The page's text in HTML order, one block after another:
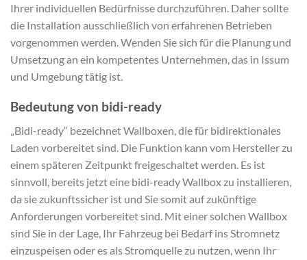
Ihrer individuellen Bedürfnisse durchzuführen. Daher sollte
die Installation ausschließlich von erfahrenen Betrieben
vorgenommen werden. Wenden Sie sich für die Planung und
Umsetzung an ein kompetentes Unternehmen, das in Issum
und Umgebung tätig ist.
Bedeutung von bidi-ready
„Bidi-ready“ bezeichnet Wallboxen, die für bidirektionales
Laden vorbereitet sind. Die Funktion kann vom Hersteller zu
einem späteren Zeitpunkt freigeschaltet werden. Es ist
sinnvoll, bereits jetzt eine bidi-ready Wallbox zu installieren,
da sie zukunftssicher ist und Sie somit auf zukünftige
Anforderungen vorbereitet sind. Mit einer solchen Wallbox
sind Sie in der Lage, Ihr Fahrzeug bei Bedarf ins Stromnetz
einzuspeisen oder es als Stromquelle zu nutzen, wenn Ihr